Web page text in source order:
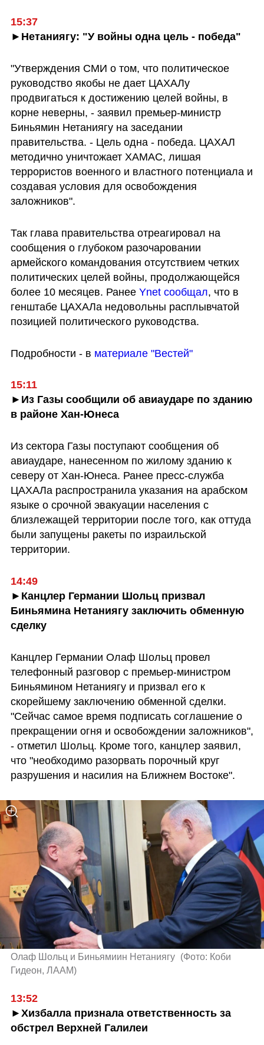
15:37
►Нетаниягу: "У войны одна цель - победа"
"Утверждения СМИ о том, что политическое
руководство якобы не дает ЦАХАЛу
продвигаться к достижению целей войны, в
корне неверны, - заявил премьер-министр
Биньямин Нетаниягу на заседании
правительства. - Цель одна - победа. ЦАХАЛ
методично уничтожает ХАМАС, лишая
террористов военного и властного потенциала и
создавая условия для освобождения
заложников".
Так глава правительства отреагировал на
сообщения о глубоком разочаровании
армейского командования отсутствием четких
политических целей войны, продолжающейся
более 10 месяцев. Ранее Ynet сообщал, что в
генштабе ЦАХАЛа недовольны расплывчатой
позицией политического руководства.
Подробности - в материале "Вестей"
15:11
►Из Газы сообщили об авиаударе по зданию
в районе Хан-Юнеса
Из сектора Газы поступают сообщения об
авиаударе, нанесенном по жилому зданию к
северу от Хан-Юнеса. Ранее пресс-служба
ЦАХАЛа распространила указания на арабском
языке о срочной эвакуации населения с
близлежащей территории после того, как оттуда
были запущены ракеты по израильской
территории.
14:49
►Канцлер Германии Шольц призвал
Биньямина Нетаниягу заключить обменную
сделку
Канцлер Германии Олаф Шольц провел
телефонный разговор с премьер-министром
Биньямином Нетаниягу и призвал его к
скорейшему заключению обменной сделки.
"Сейчас самое время подписать соглашение о
прекращении огня и освобождении заложников",
- отметил Шольц. Кроме того, канцлер заявил,
что "необходимо разорвать порочный круг
разрушения и насилия на Ближнем Востоке".
Олаф Шольц и Биньямиин Нетаниягу (Фото: Коби
Гидеон, ЛААМ)
13:52
►Хизбалла признала ответственность за
обстрел Верхней Галилеи